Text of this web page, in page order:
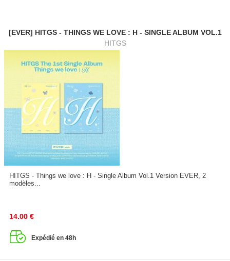
[EVER] HITGS - THINGS WE LOVE : H - SINGLE ALBUM VOL.1
HITGS
HITGS - Things we love : H - Single Album Vol.1 Version EVER, 2
modèles...
14.00 €
Expédié en 48h